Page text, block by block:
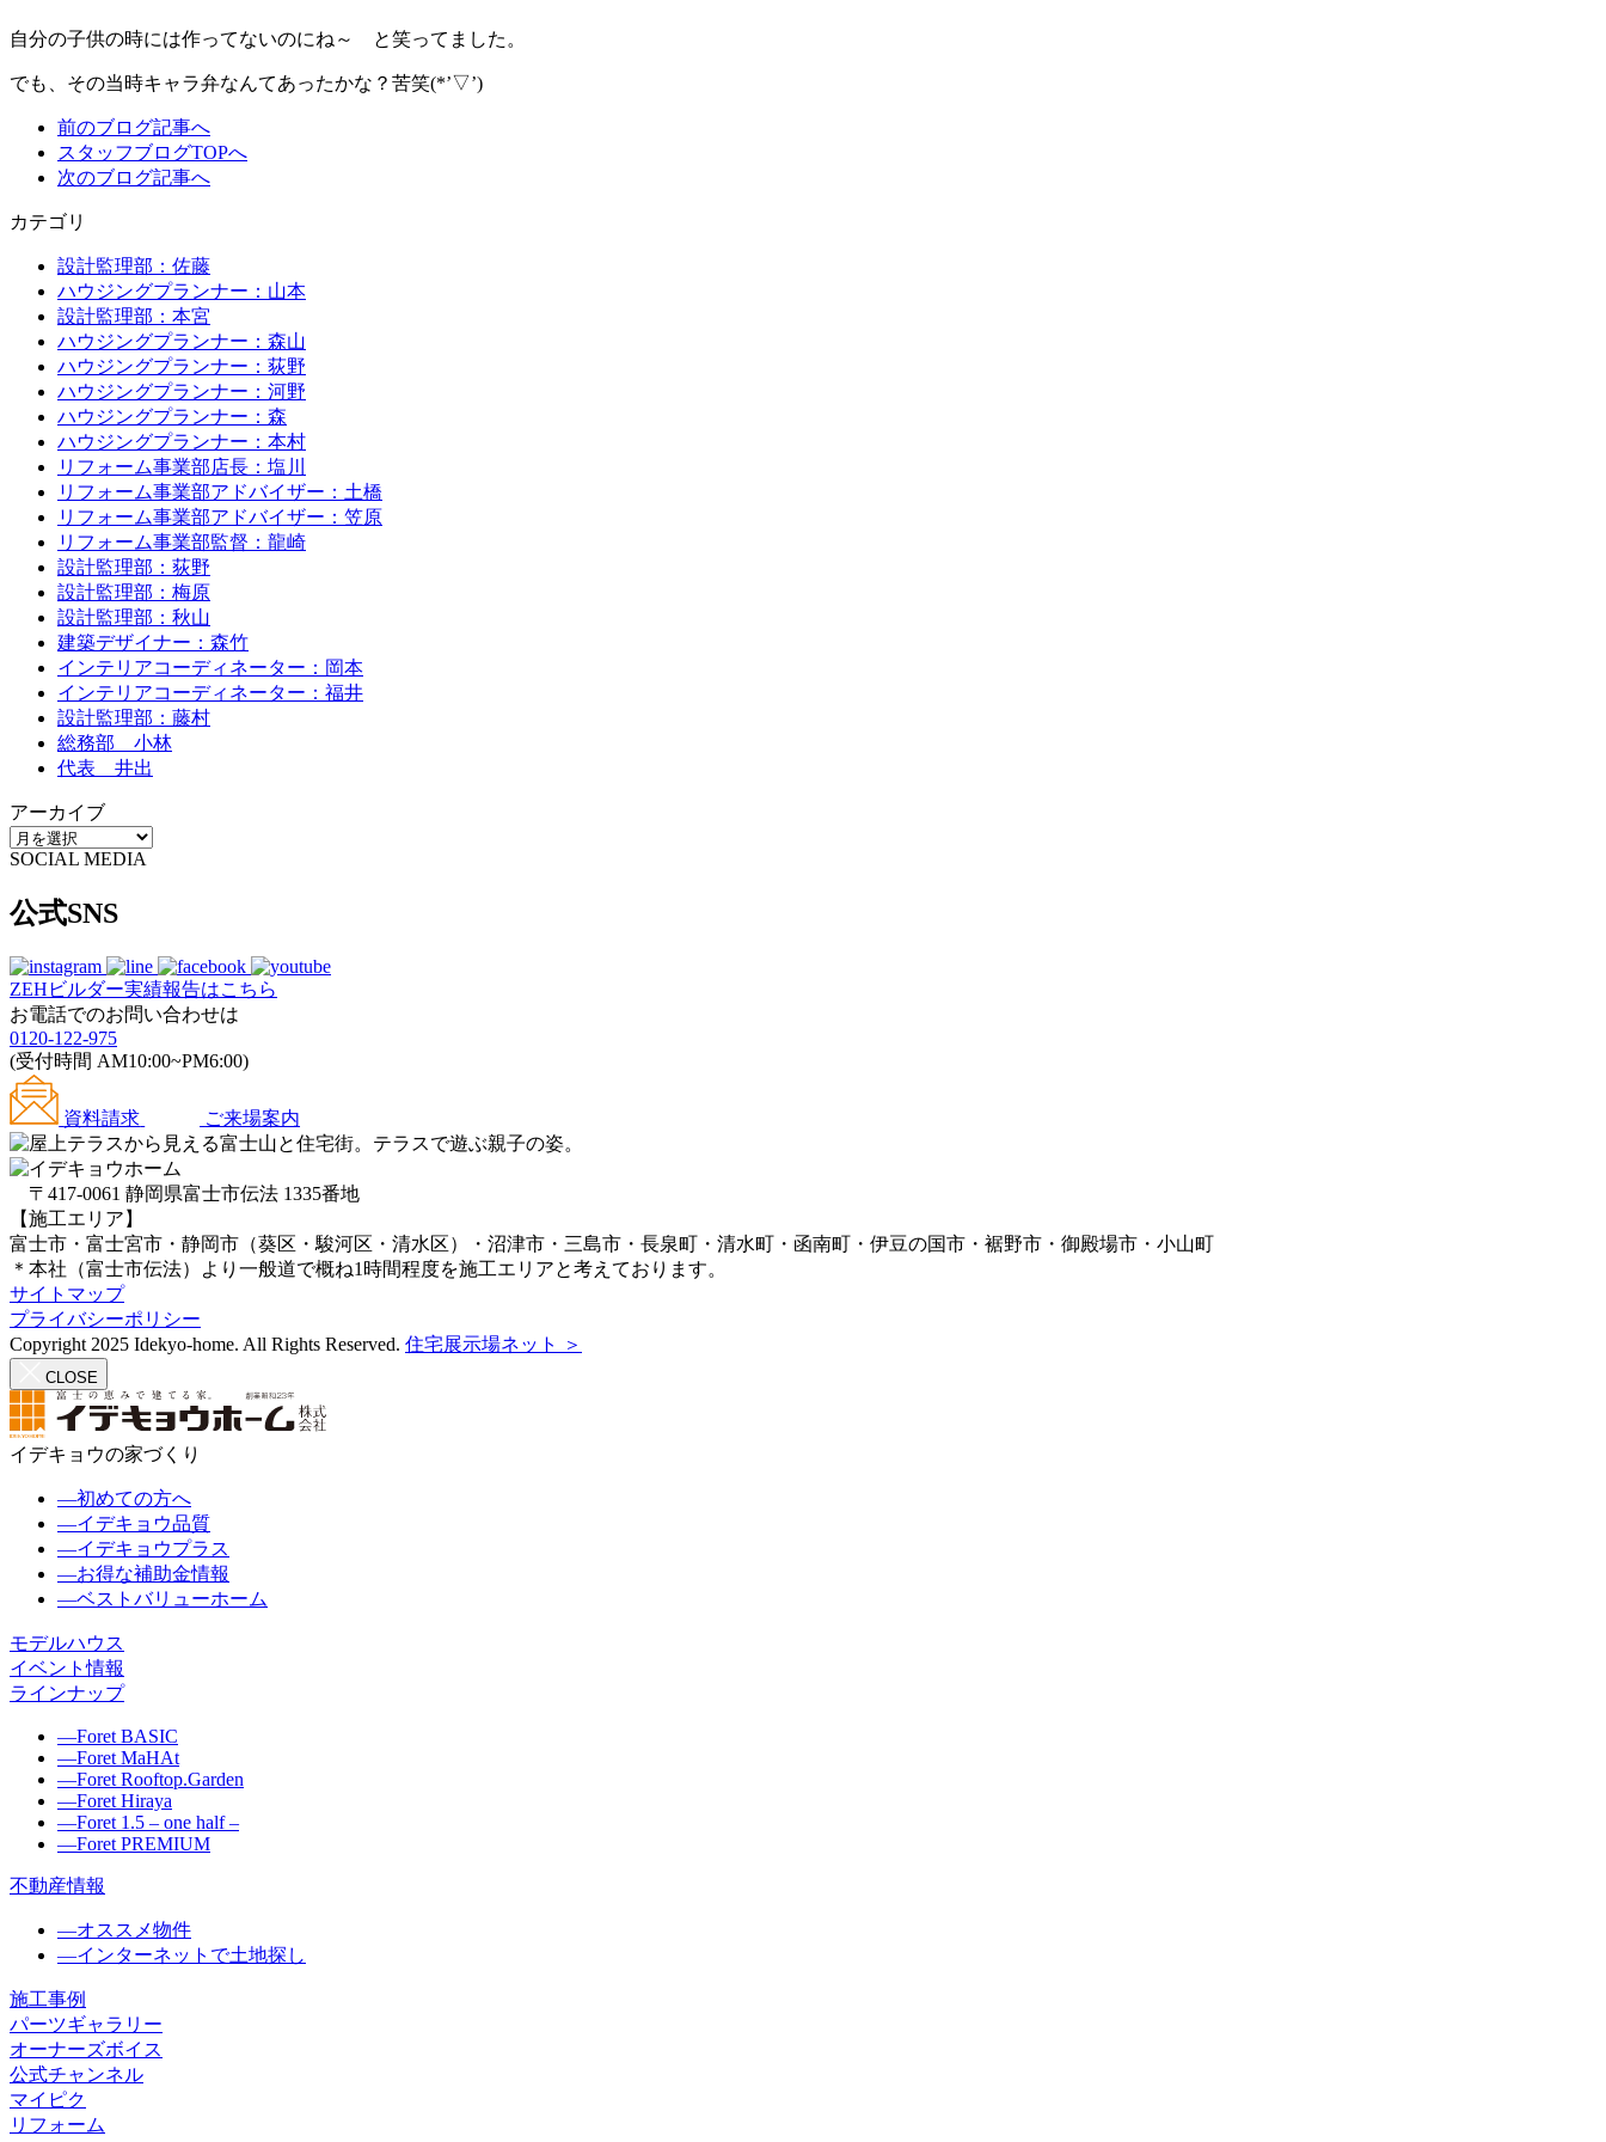
自分の子供の時には作ってないのにね～ と笑ってました。
でも、その当時キャラ弁なんてあったかな？苦笑(*’▽’)
前のブログ記事へ
スタッフブログTOPへ
次のブログ記事へ
カテゴリ
設計監理部：佐藤
ハウジングプランナー：山本
設計監理部：本宮
ハウジングプランナー：森山
ハウジングプランナー：荻野
ハウジングプランナー：河野
ハウジングプランナー：森
ハウジングプランナー：本村
リフォーム事業部店長：塩川
リフォーム事業部アドバイザー：土橋
リフォーム事業部アドバイザー：笠原
リフォーム事業部監督：龍崎
設計監理部：荻野
設計監理部：梅原
設計監理部：秋山
建築デザイナー：森竹
インテリアコーディネーター：岡本
インテリアコーディネーター：福井
設計監理部：藤村
総務部 小林
代表 井出
アーカイブ
SOCIAL MEDIA
公式SNS
ZEHビルダー実績報告はこちら
お電話でのお問い合わせは
0120-122-975
(受付時間 AM10:00~PM6:00)
資料請求 ご来場案内
〒417-0061 静岡県富士市伝法 1335番地
【施工エリア】
富士市・富士宮市・静岡市（葵区・駿河区・清水区）・沼津市・三島市・長泉町・清水町・函南町・伊豆の国市・裾野市・御殿場市・小山町
＊本社（富士市伝法）より一般道で概ね1時間程度を施工エリアと考えております。
サイトマップ
プライバシーポリシー
Copyright 2025 Idekyo-home. All Rights Reserved. 住宅展示場ネット ＞
CLOSE
イデキョウの家づくり
―初めての方へ
―イデキョウ品質
―イデキョウプラス
―お得な補助金情報
―ベストバリューホーム
モデルハウス
イベント情報
ラインナップ
―Foret BASIC
―Foret MaHAt
―Foret Rooftop.Garden
―Foret Hiraya
―Foret 1.5 – one half –
―Foret PREMIUM
不動産情報
―オススメ物件
―インターネットで土地探し
施工事例
パーツギャラリー
オーナーズボイス
公式チャンネル
マイピク
リフォーム